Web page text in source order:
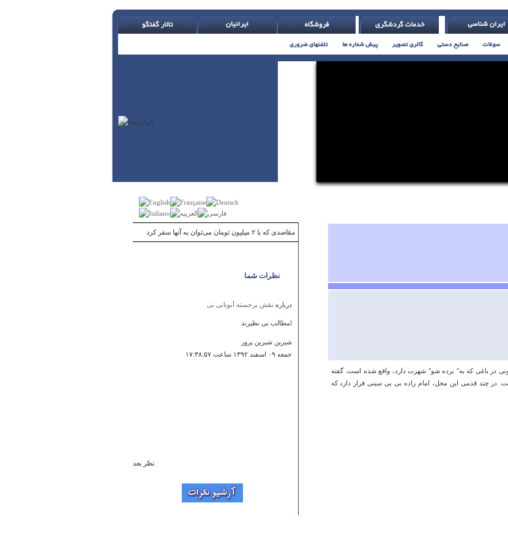
مقاصدی که با ۲ میلیون تومان می‌توان به آنها سفر کرد
نظرات شما
درباره نقش برجسته آنوبانی نی
lمطالب بی نظیرند
شیرین شیرین پرور
جمعه ۰۹ اسفند ۱۳۹۲ ساعت ۱۷:۳۸:۵۷
سراب عالی است من خودم اهل انجام
نظر بعد
در باغی که به" برده شو" شهرت دارد، واقع شده است. گفته
در چند قدمی این محل، امام زاده بی بی سینی قرار دارد که